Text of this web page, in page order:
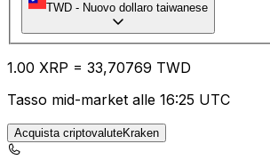
TWD - Nuovo dollaro taiwanese
1.00 XRP = 33,70769 TWD
Tasso mid-market alle 16:25 UTC
Acquista criptovaluteKraken